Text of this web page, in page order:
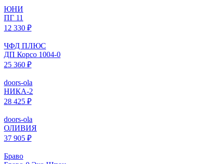
ЮНИ
ПГ 11
12 330 ₽
ЧФД ПЛЮС
ДП Корсо 1004-0
25 360 ₽
doors-ola
НИКА-2
28 425 ₽
doors-ola
ОЛИВИЯ
37 905 ₽
Браво